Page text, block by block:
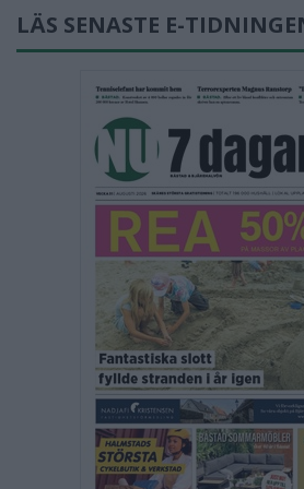
LÄS SENASTE E-